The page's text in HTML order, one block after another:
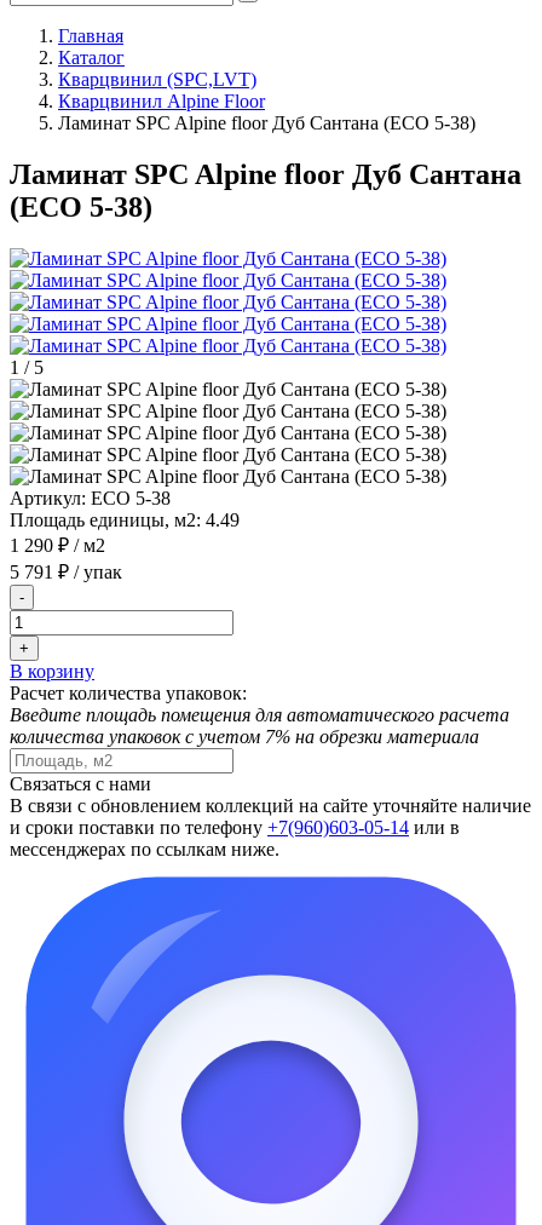
Главная
Каталог
Кварцвинил (SPC,LVT)
Кварцвинил Alpine Floor
Ламинат SPC Alpine floor Дуб Сантана (ЕСО 5-38)
Ламинат SPC Alpine floor Дуб Сантана
(ЕСО 5-38)
1 / 5
Артикул: ЕСО 5-38
Площадь единицы, м2: 4.49
1 290 ₽ / м2
5 791 ₽ / упак
-
+
В корзину
Расчет количества упаковок:
Введите площадь помещения для автоматического расчета
количества упаковок с учетом 7% на обрезки материала
Связаться с нами
В связи с обновлением коллекций на сайте уточняйте наличие
и сроки поставки по телефону +7(960)603-05-14 или в
мессенджерах по ссылкам ниже.